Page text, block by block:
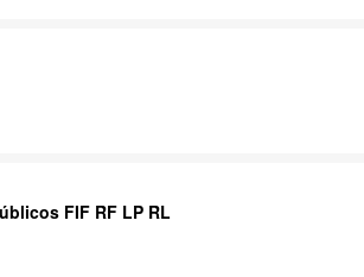
FIF RF LP RL